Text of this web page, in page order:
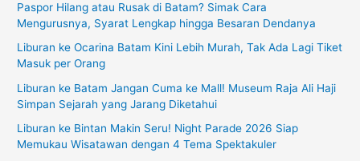
u
t
Paspor Hilang atau Rusak di Batam? Simak Cara
Mengurusnya, Syarat Lengkap hingga Besaran Dendanya
Liburan ke Ocarina Batam Kini Lebih Murah, Tak Ada Lagi Tiket
Masuk per Orang
Liburan ke Batam Jangan Cuma ke Mall! Museum Raja Ali Haji
Simpan Sejarah yang Jarang Diketahui
Liburan ke Bintan Makin Seru! Night Parade 2026 Siap
Memukau Wisatawan dengan 4 Tema Spektakuler